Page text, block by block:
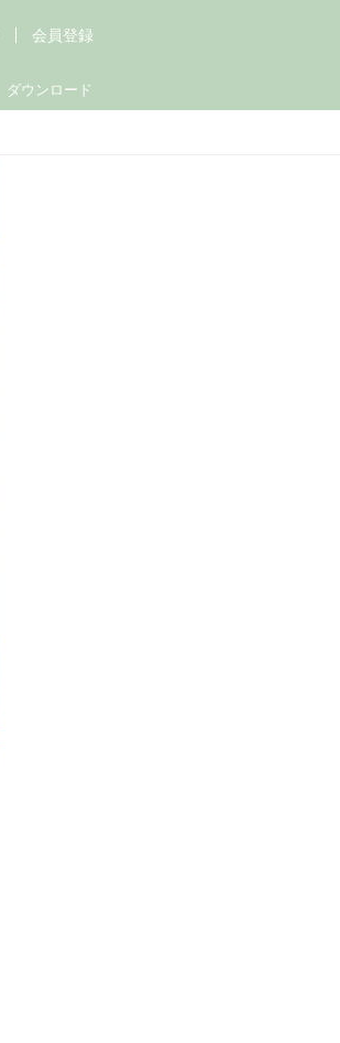
ダウンロード
会員登録